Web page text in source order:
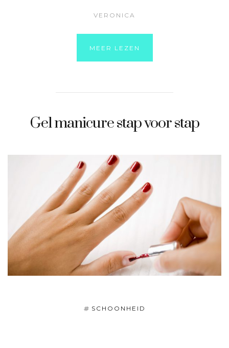
VERONICA
MEER LEZEN
Gel manicure stap voor stap
SCHOONHEID